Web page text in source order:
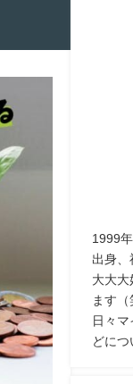
1999
出身、
大大
ます
日々
どに